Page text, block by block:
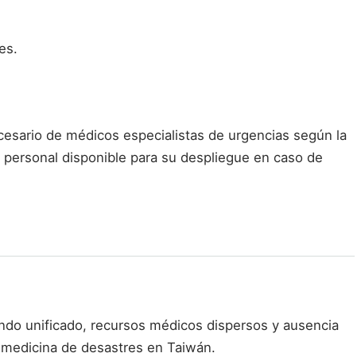
de médicos especialistas de urgencias según la
disponible para su despliegue en caso de
unificado, recursos médicos dispersos y ausencia
de desastres en Taiwán.